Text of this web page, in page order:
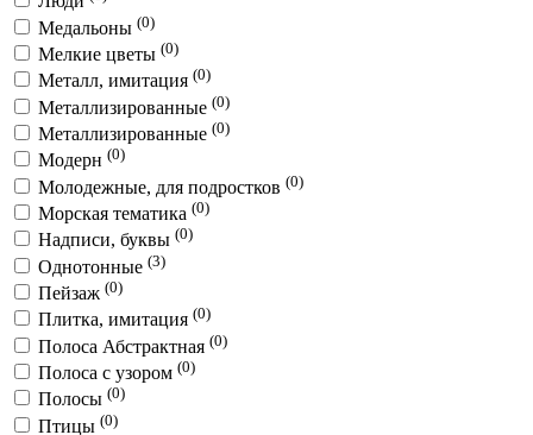
Медальоны (0)
Мелкие цветы (0)
Металл, имитация (0)
Металлизированные (0)
Металлизированные (0)
Модерн (0)
Молодежные, для подростков (0)
Морская тематика (0)
Надписи, буквы (0)
Однотонные (3)
Пейзаж (0)
Плитка, имитация (0)
Полоса Абстрактная (0)
Полоса с узором (0)
Полосы (0)
Птицы (0)